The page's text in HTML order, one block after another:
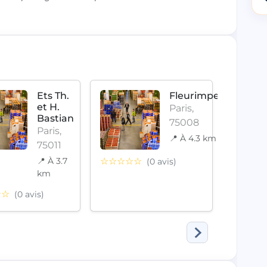
Ets Th.
et H.
Bastian
Paris,
75011
📍 À 3.7
km
(0 avis)
Fleurimpex
Paris,
75008
📍 À 4.3 km
☆☆☆☆☆ (0 avis)